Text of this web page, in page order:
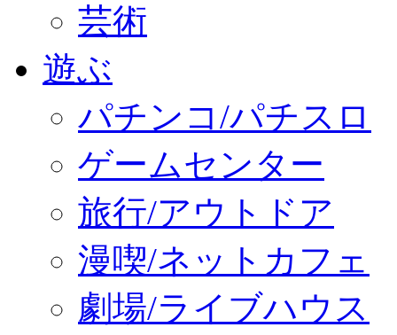
芸術
遊ぶ
パチンコ/パチスロ
ゲームセンター
旅行/アウトドア
漫喫/ネットカフェ
劇場/ライブハウス